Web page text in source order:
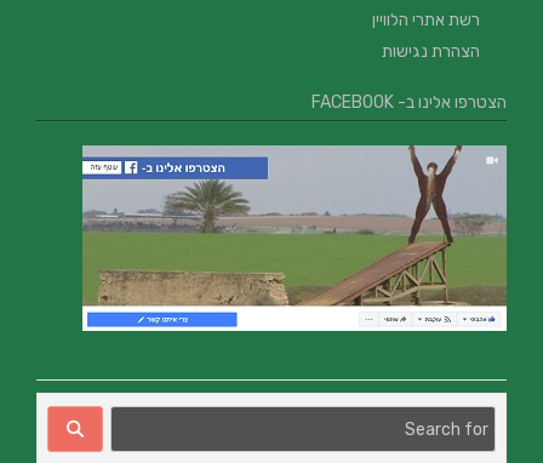
רשת אתרי הלוויין
הצהרת נגישות
הצטרפו אלינו ב- FACEBOOK